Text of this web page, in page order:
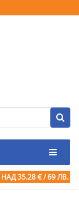
НАД 35.28 € / 69 ЛВ.